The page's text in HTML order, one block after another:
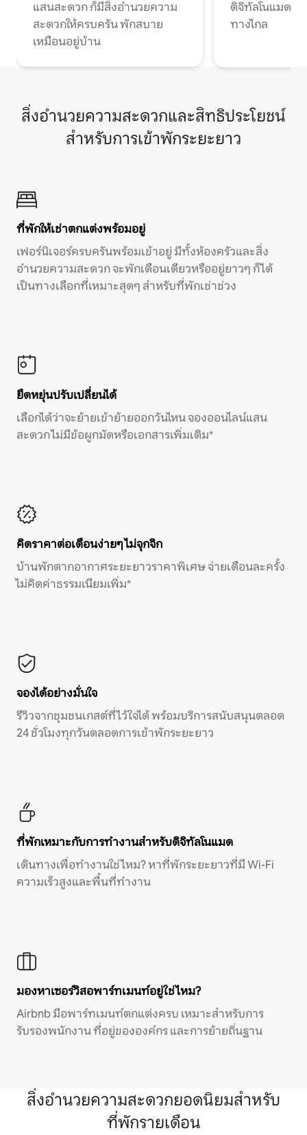
แสนสะดวก ก็มีสิ่งอำนวยความ
สะดวกให้ครบครัน พักสบาย
เหมือนอยู่บ้าน
ดิจิทัลโนแมดแ
ทางไกล
สิ่งอำนวยความสะดวกและสิทธิประโยชน์
สำหรับการเข้าพักระยะยาว
ที่พักให้เช่าตกแต่งพร้อมอยู่
เฟอร์นิเจอร์ครบครันพร้อมเข้าอยู่ มีทั้งห้องครัวและสิ่ง
อำนวยความสะดวก จะพักเดือนเดียวหรืออยู่ยาวๆ ก็ได้
เป็นทางเลือกที่เหมาะสุดๆ สำหรับที่พักเช่าช่วง
ยืดหยุ่นปรับเปลี่ยนได้
เลือกได้ว่าจะย้ายเข้าย้ายออกวันไหน จองออนไลน์แสน
สะดวก ไม่มีข้อผูกมัดหรือเอกสารเพิ่มเติม*
คิดราคาต่อเดือนง่ายๆ ไม่จุกจิก
บ้านพักตากอากาศระยะยาวราคาพิเศษ จ่ายเดือนละครั้ง
ไม่คิดค่าธรรมเนียมเพิ่ม*
จองได้อย่างมั่นใจ
รีวิวจากชุมชนเกสต์ที่ไว้ใจได้ พร้อมบริการสนับสนุนตลอด
24 ชั่วโมงทุกวันตลอดการเข้าพักระยะยาว
ที่พักเหมาะกับการทำงานสำหรับดิจิทัลโนแมด
เดินทางเพื่อทำงานใช่ไหม? หาที่พักระยะยาวที่มี Wi-Fi
ความเร็วสูงและพื้นที่ทำงาน
มองหาเซอร์วิสอพาร์ทเมนท์อยู่ใช่ไหม?
Airbnb มีอพาร์ทเมนท์ตกแต่งครบ เหมาะสำหรับการ
รับรองพนักงาน ที่อยู่ขององค์กร และการย้ายถิ่นฐาน
สิ่งอำนวยความสะดวกยอดนิยมสำหรับ
ที่พักรายเดือน